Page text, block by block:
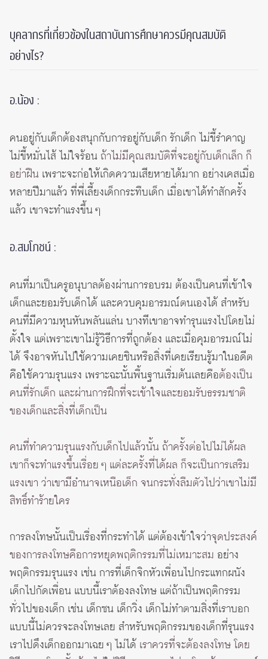
บุคลากรที่เกี่ยวข้องในสถาบันการศึกษาควรมีคุณสมบัติ
อย่างไร?
อ.น้อง :
คนอยู่กับเด็กต้องสนุกกับการอยู่กับเด็ก รักเด็ก ไม่ขี้รำคาญ
ไม่ขี้หมั่นไส้ ไม่ใจร้อนถ้าไม่มีคุณสมบัติที่จะอยู่กับเด็กเล็ก ก็
อย่าฝืน เพราะจะก่อให้เกิดความเสียหายได้มาก อย่างเคสเมื่อ
หลายปีมาแล้ว ที่พี่เลี้ยงเด็กกระทืบเด็ก เมื่อเขาได้ทำสักครั้ง
แล้ว เขาจะทำแรงขึ้น ๆ
อ.สมโภชน์ :
คนที่มาเป็นครูอนุบาลต้องผ่านการอบรม ต้องเป็นคนที่เข้าใจ
เด็กและยอมรับเด็กได้ และควบคุมอารมณ์ตนเองได้ สำหรับ
คนที่มีความหุนหันพลันแล่น บางทีเขาอาจทำรุนแรงไปโดยไม่
ตั้งใจ แต่เพราะเขาไม่รู้วิธีการที่ถูกต้อง และเมื่อคุมอารมณ์ไม่
ได้ จึงอาจหันไปใช้ความเคยชินหรือสิ่งที่เคยเรียนรู้มาในอดีต
คือใช้ความรุนแรง เพราะฉะนั้นพื้นฐานเริ่มต้นเลยคือต้องเป็น
คนที่รักเด็ก และผ่านการฝึกที่จะเข้าใจและยอมรับธรรมชาติ
ของเด็กและสิ่งที่เด็กเป็น
คนที่ทำความรุนแรงกับเด็กไปแล้วนั้น ถ้าครั้งต่อไปไม่ได้ผล
เขาก็จะทำแรงขึ้นเรื่อย ๆ แต่ละครั้งที่ได้ผล ก็จะเป็นการเสริม
แรงเขา ว่าเขามีอำนาจเหนือเด็ก จนกระทั่งลืมตัวไปว่าเขาไม่มี
สิทธิ์ทำร้ายใคร
การลงโทษนั้นเป็นเรื่องที่กระทำได้ แต่ต้องเข้าใจว่าจุดประสงค์
ของการลงโทษคือการหยุดพฤติกรรมที่ไม่เหมาะสม อย่าง
พฤติกรรมรุนแรง เช่น การที่เด็กจิกหัวเพื่อนไปกระแทกผนัง
เด็กไปกัดเพื่อน แบบนี้เราต้องลงโทษ แต่ถ้าเป็นพฤติกรรม
ทั่วไปของเด็ก เช่น เด็กซน เด็กวิ่ง เด็กไม่ทำตามสิ่งที่เราบอก
แบบนี้ไม่ควรจะลงโทษเลย สำหรับพฤติกรรมของเด็กที่รุนแรง
เราไปดึงเด็กออกมาเฉย ๆ ไม่ได้ เราควรที่จะต้องลงโทษ โดย